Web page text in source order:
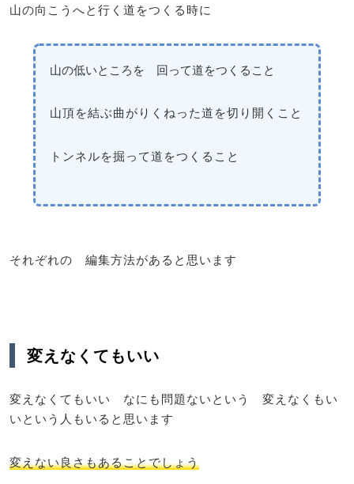
山の向こうへと行く道をつくる時に
山の低いところを 回って道をつくること
山頂を結ぶ曲がりくねった道を切り開くこと
トンネルを掘って道をつくること
それぞれの 編集方法があると思います
変えなくてもいい
変えなくてもいい なにも問題ないという 変えなくもい
いという人もいると思います
変えない良さもあることでしょう